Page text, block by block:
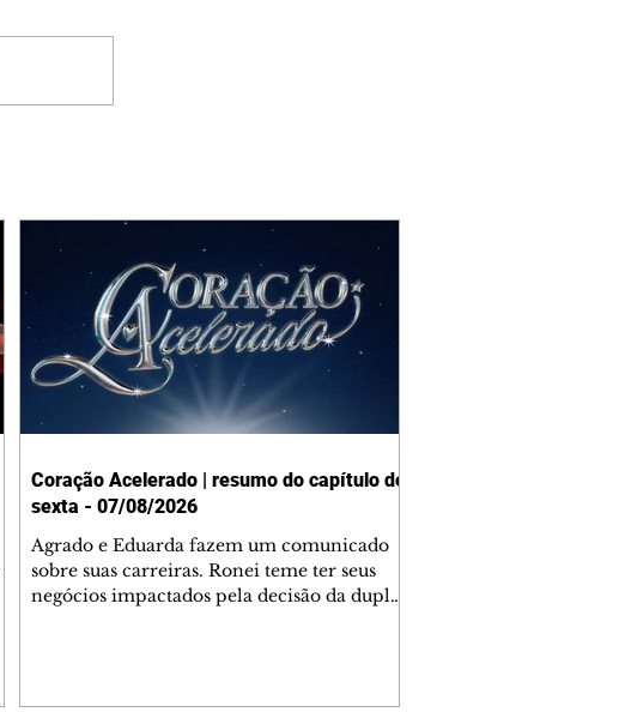
Coração Acelerado | resumo do capítulo de
sexta - 07/08/2026
Agrado e Eduarda fazem um comunicado
sobre suas carreiras. Ronei teme ter seus
negócios impactados pela decisão da dupla.